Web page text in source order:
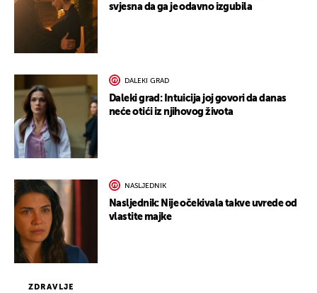
ZDRAVLJE
svjesna da ga je odavno izgubila
DALEKI GRAD
Daleki grad: Intuicija joj govori da danas
neće otići iz njihovog života
NASLJEDNIK
Nasljednik: Nije očekivala takve uvrede od
vlastite majke